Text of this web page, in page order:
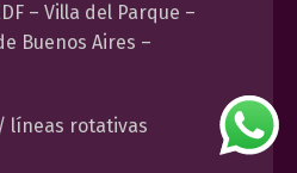
– Villa del Parque –
Buenos Aires –
/ líneas rotativas